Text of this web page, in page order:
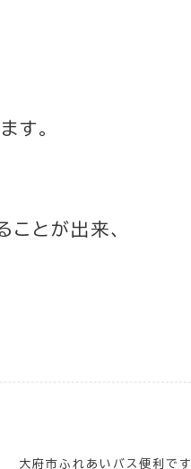
す。
とが出来、
大府市ふれあいバス便利です